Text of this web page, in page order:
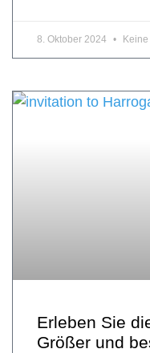
8. Oktober 2024
Erleben Sie
Größer und